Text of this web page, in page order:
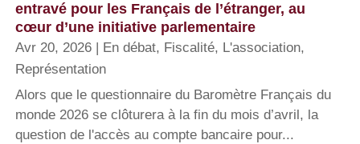
entravé pour les Français de l’étranger, au
cœur d’une initiative parlementaire
Avr 20, 2026 En débat, Fiscalité, L'association,
Représentation
Alors que le questionnaire du Baromètre Français du
monde 2026 se clôturera à la fin du mois d’avril, la
question de l'accès au compte bancaire pour...